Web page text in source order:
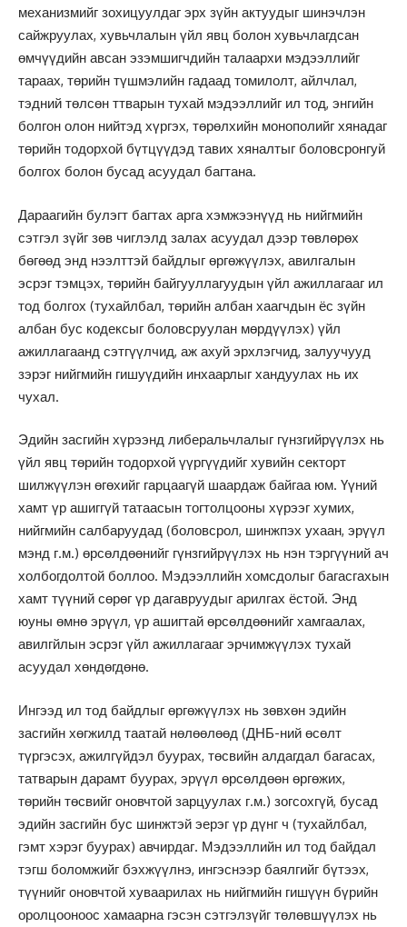
механизмийг зохицуулдаг эрх зүйн актуудыг шинэчлэн
сайжруулах, хувьчлалын үйл явц болон хувьчлагдсан
өмчүүдийн авсан эзэмшигчдийн талаархи мэдээллийг
тараах, төрийн түшмэлийн гадаад томилолт, айлчлал,
тэдний төлсөн ттварын тухай мэдээллийг ил тод, энгийн
болгон олон нийтэд хүргэх, төрөлхийн монополийг хянадаг
төрийн тодорхой бүтцүүдэд тавих хяналтыг боловсронгуй
болгох болон бусад асуудал багтана.
Дараагийн булэгт багтах арга хэмжээнүүд нь нийгмийн
сэтгэл зүйг зөв чиглэлд залах асуудал дээр төвлөрөх
бөгөөд энд нээлттэй байдлыг өргөжүүлэх, авилгалын
эсрэг тэмцэх, төрийн байгууллагуудын үйл ажиллагааг ил
тод болгох (тухайлбал, төрийн албан хаагчдын ёс зүйн
албан бус кодексыг боловсруулан мөрдүүлэх) үйл
ажиллагаанд сэтгүүлчид, аж ахуй эрхлэгчид, залуучууд
зэрэг нийгмийн гишуүдийн инхаарлыг хандуулах нь их
чухал.
Эдийн засгийн хүрээнд либеральчлалыг гүнзгийрүүлэх нь
үйл явц төрийн тодорхой үүргүүдийг хувийн секторт
шилжүүлэн өгөхийг гарцаагүй шаардаж байгаа юм. Үүний
хамт үр ашиггүй татаасын тогтолцооны хүрээг хумих,
нийгмийн салбаруудад (боловсрол, шинжпэх ухаан, эрүүл
мэнд г.м.) өрсөлдөөнийг гүнзгийрүүлэх нь нэн тэргүүний ач
холбогдолтой боллоо. Мэдээллийн хомсдолыг багасгахын
хамт түүний сөрөг үр дагавруудыг арилгах ёстой. Энд
юуны өмнө эрүүл, үр ашигтай өрсөлдөөнийг хамгаалах,
авилгйлын эсрэг үйл ажиллагааг эрчимжүүлэх тухай
асуудал хөндөгдөнө.
Ингээд ил тод байдлыг өргөжүүлэх нь зөвхөн эдийн
засгийн хөгжилд таатай нөлөөлөөд (ДНБ-ний өсөлт
түргэсэх, ажилгүйдэл буурах, төсвийн алдагдал багасах,
татварын дарамт буурах, эрүүл өрсөлдөөн өргөжих,
төрийн төсвийг оновчтой зарцуулах г.м.) зогсохгүй, бусад
эдийн засгийн бус шинжтэй эерэг үр дүнг ч (тухайлбал,
гэмт хэрэг буурах) авчирдаг. Мэдээллийн ил тод байдал
тэгш боломжийг бэхжүүлнэ, ингэснээр баялгийг бүтээх,
түүнийг оновчтой хуваарилах нь нийгмийн гишүүн бүрийн
оролцооноос хамаарна гэсэн сэтгэлзүйг төлөвшүүлэх нь